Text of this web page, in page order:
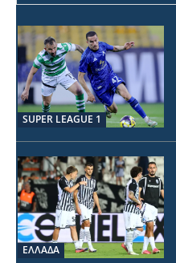
SUPER LEAGUE 1
ΕΛΛΑΔΑ